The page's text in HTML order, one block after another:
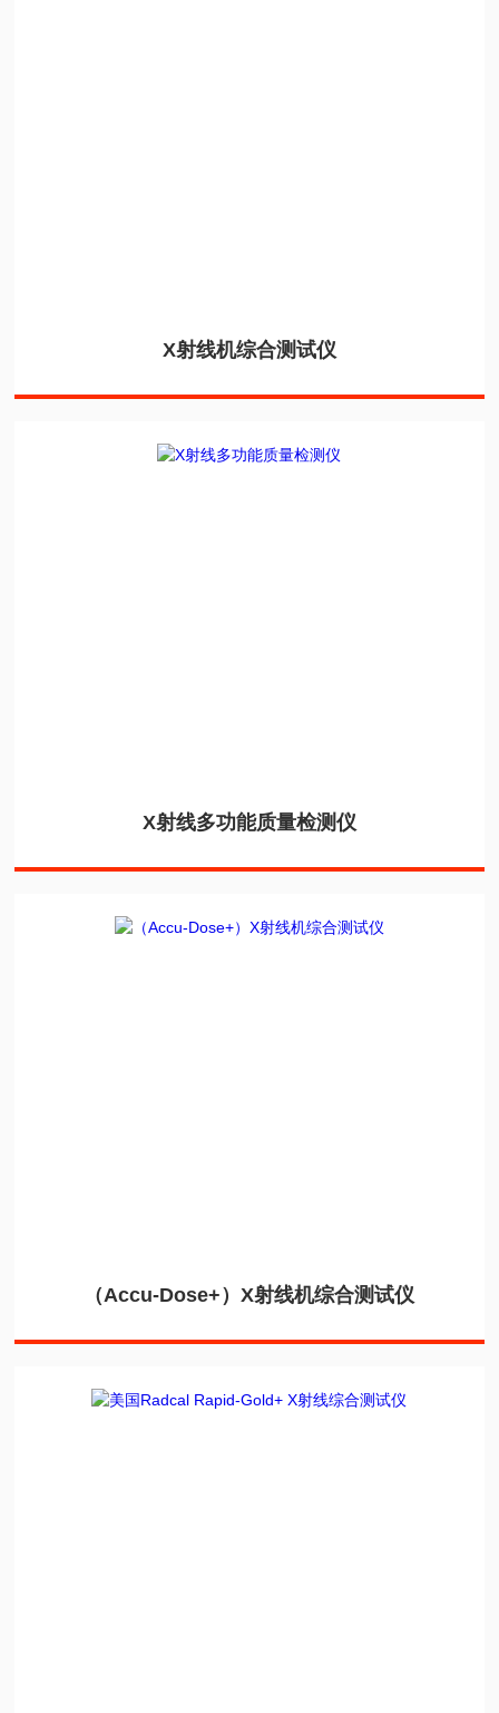
X射线机综合测试仪
X射线多功能质量检测仪
（Accu-Dose+）X射线机综合测试仪